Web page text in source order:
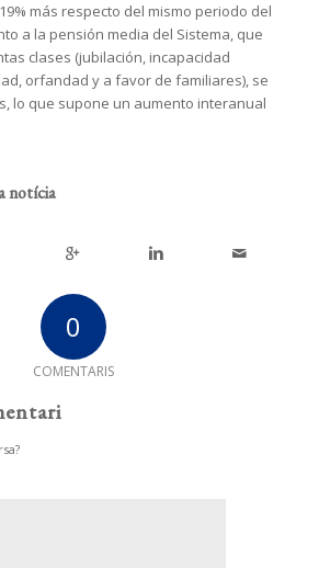
más respecto del mismo periodo del
a la pensión media del Sistema, que
clases (jubilación, incapacidad
orfandad y a favor de familiares), se
lo que supone un aumento interanual
notícia
0
COMENTARIS